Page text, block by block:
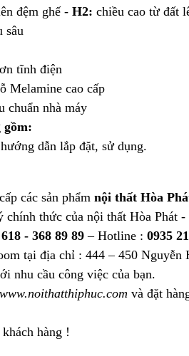
đệm ghế - H2: chiều cao từ đất
sâu
tĩnh điện
Melamine cao cấp
chuẩn nhà máy
gồm:
dẫn lắp đặt, sử dụng.
các sản phẩm nội thất Hòa
thức của nội thất Hòa Phát -
- 368 89 89– Hotline : 0935
tại địa chỉ : 444 – 450
nhu cầu công việc của bạn.
www.noithatthiphuc.com và đặt
hàng !